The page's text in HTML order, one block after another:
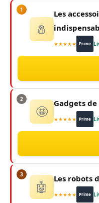
1
🧂
Les
★★★★★ Prime
2
🤩 Gadgets
★★★★★ Prime
3
🤖 Les robots
★★★★★ Prime